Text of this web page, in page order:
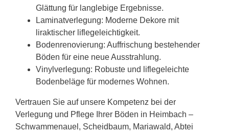
Glättung für langlebige Ergebnisse.
Laminatverlegung: Moderne Dekore mit
liraktischer liflegeleichtigkeit.
Bodenrenovierung: Auffrischung bestehender
Böden für eine neue Ausstrahlung.
Vinylverlegung: Robuste und liflegeleichte
Bodenbeläge für modernes Wohnen.
Vertrauen Sie auf unsere Kompetenz bei der
Verlegung und Pflege Ihrer Böden in Heimbach –
Schwammenauel, Scheidbaum, Mariawald, Abtei